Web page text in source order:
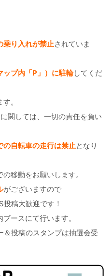
乗り入れが禁止されていま
ップ内「P」）に駐輪してくだ
。
関しては、一切の責任を負い
の自転車の走行は禁止となり
移動をお願いします。
がございますので
稿大歓迎です！
ースにて行います。
＆投稿のスタンプは抽選会受